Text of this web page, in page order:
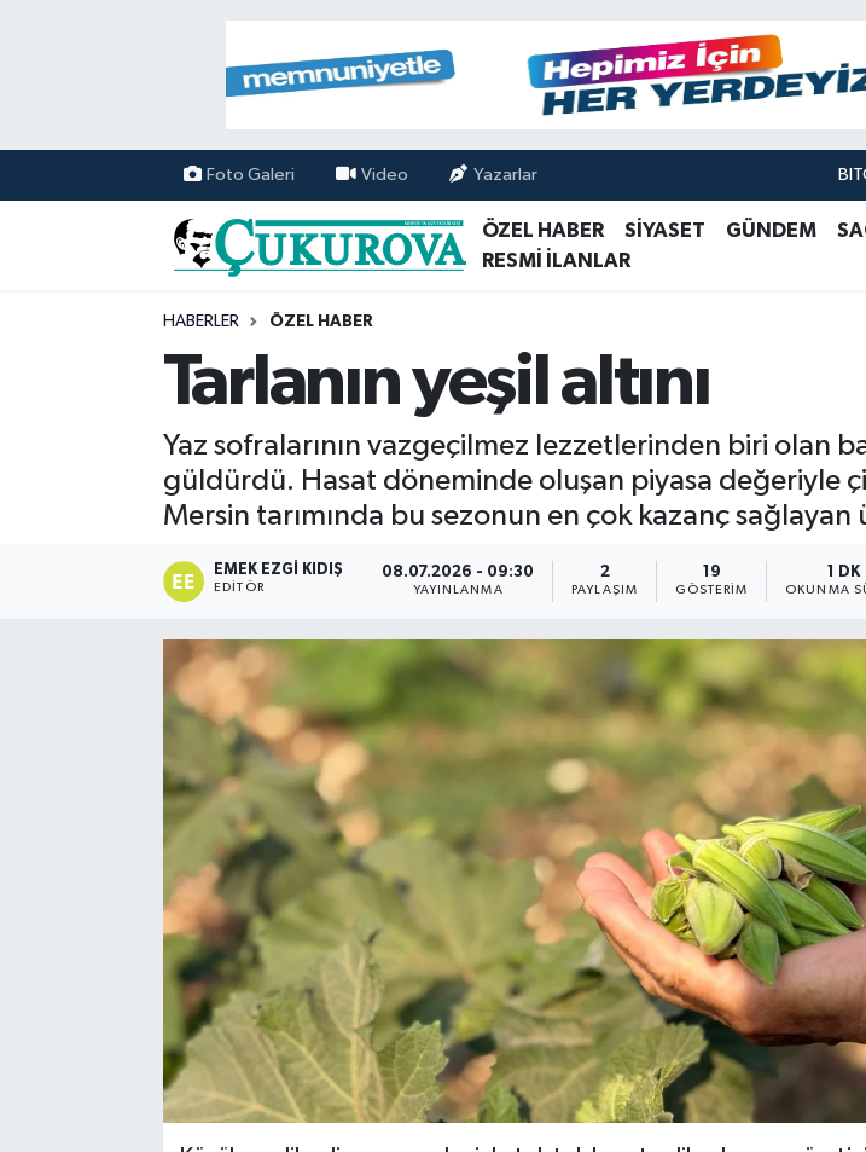
Foto Galeri Video Yazarlar
ÖZEL HABER SİYASET GÜNDEM
RESMİ İLANLAR
HABERLER ÖZEL HABER
Tarlanın yeşil altını
Yaz sofralarının vazgeçilmez lezzetlerinden biri olan
güldürdü. Hasat döneminde oluşan piyasa değeriyle
Mersin tarımında bu sezonun en çok kazanç
EMEK EZGI KIDIŞ
EDITÖR
08.07.2026 - 09:30
YAYINLANMA
2
PAYLAŞIM
19
GÖSTERIM
1 DK
OKUNMA
Mersin Nöbetçi Eczaneler
Mersin Hava Durumu
Mersin Namaz Vakitleri
Mersin Trafik Yoğunluk Haritası
Tüm Manşetler
Son Dakika Haberleri
Haber Arşivi